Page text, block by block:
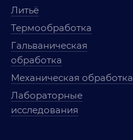
Литьё
Термообработка
Гальваническая
обработка
Механическая обработка
Лабораторные
исследования